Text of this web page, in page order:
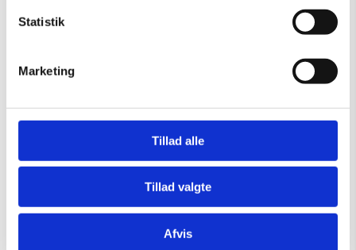
Statistik
Marketing
Tillad alle
Tillad valgte
Afvis
Mandag – Torsdag:
Lørdag, søndag & helligdage:
Handelsbetingelser